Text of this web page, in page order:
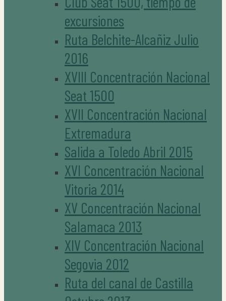
excursiones
Ruta Belchite-Alcañiz Julio
2016
XVIII Concentración Nacional
Seat 1500
XVII Concentración Nacional
Extremadura
Salida a Toledo Abril 2015
XVI Concentración Nacional
Vitoria 2014
XV Concentración Nacional
Salamaca 2013
XIV Concentración Nacional
Segovia 2012
Ruta del canal de Castilla